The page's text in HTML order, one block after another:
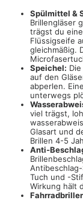
Spülmittel &
Brillengläser
trägst du
Flüssigseife
gleichmäßig.
Speichel:
auf den
abperlen.
unterwegs
viel trägst,
Glasart und
Brillen 4-5
Anti-
Tuch und -
Wirkung hält